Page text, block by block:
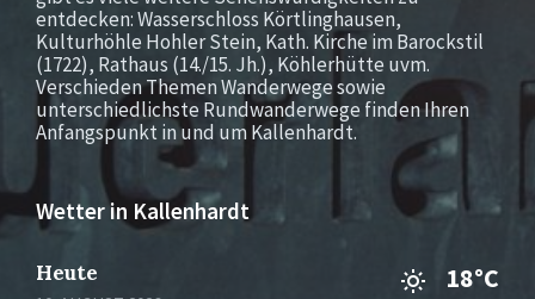
entdecken: Wasserschloss Körtlinghausen,
Kulturhöhle Hohler Stein, Kath. Kirche im Barockstil
(1722), Rathaus (14./15. Jh.), Köhlerhütte uvm.
Verschieden Themen Wanderwege sowie
unterschiedlichste Rundwanderwege finden Ihren
Anfangspunkt in und um Kallenhardt.
Wetter in Kallenhardt
Heute 18°C